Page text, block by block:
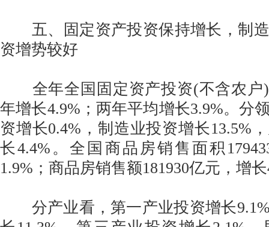
五、固定资产投资保持增长，制造
资增势较好
全年全国固定资产投资(不含农户
年增长4.9%；两年平均增长3.9%。分
资增长0.4%，制造业投资增长13.5%
长4.4%。全国商品房销售面积
1.9%；商品房销售额181930亿元，增
分产业看，第一产业投资增长